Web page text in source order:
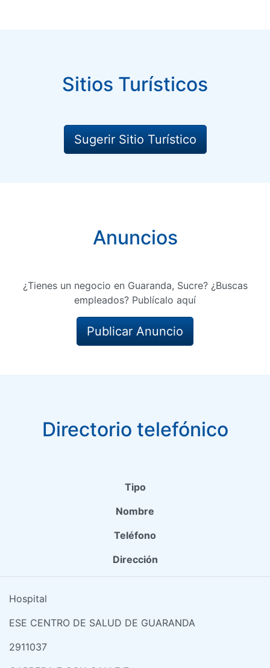
Sitios Turísticos
Sugerir Sitio Turístico
Anuncios
¿Tienes un negocio en Guaranda, Sucre? ¿Buscas
empleados? Publícalo aquí
Publicar Anuncio
Directorio telefónico
Tipo
Nombre
Teléfono
Dirección
Hospital
ESE CENTRO DE SALUD DE GUARANDA
2911037